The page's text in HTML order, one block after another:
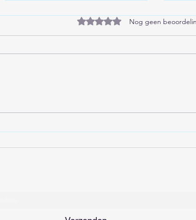
was een zeer geliefd
persoon
Beoordeeld met 0 uit 5
Nog geen